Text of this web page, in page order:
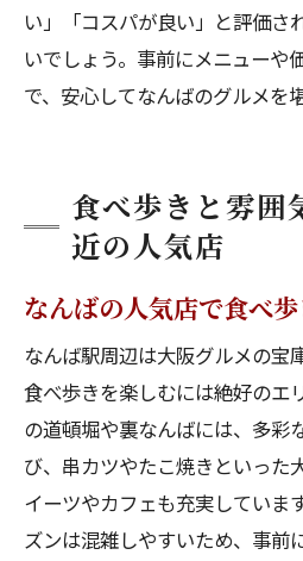
い」「コスパが良い」と評価さ
いでしょう。事前にメニューや
で、安心してなんばのグルメを
食べ歩きと雰囲
近の人気店
なんばの人気店で食べ
なんば駅周辺は大阪グルメの宝
食べ歩きを楽しむには絶好のエ
の道頓堀や裏なんばには、多彩
び、串カツやたこ焼きといった
イーツやカフェも充実していま
ズンは混雑しやすいため、事前